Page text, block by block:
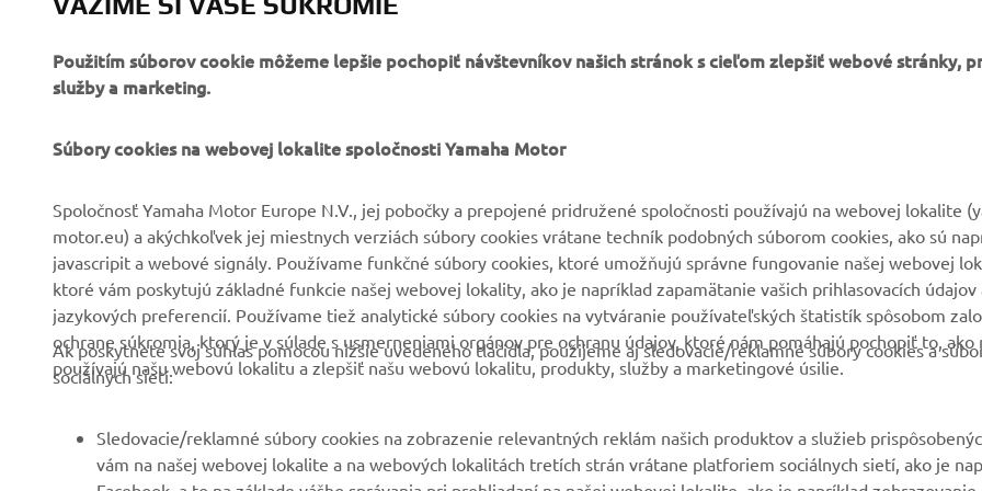
FIREMNÉ STRÁNKY
Novinky
Tlač
Katalóg
Práca v spoločnosti
Yamaha
Staňte sa predajcom
ľudských práv
Základné zásady
B2B
Úrady
Prví respondenti
Súprava autoškoly
Robotics
Partnerstvá
Yamalube Safety Data
Sheets
VIAC YAMAHA
Yamaha Music
Yamaha Motor Global
Mobilné aplikácie
PODPORA
Nakladaní s použitými
batériami
Súbory cookies na webovej lokalite spoločnosti Yamaha Motor
motor.eu) a akýchkoľvek jej miestnych verziách súbory cookies vrátane techník podobných súborom cookies, ako sú
ktoré vám poskytujú základné funkcie našej webovej lokality, ako je napríklad zapamätanie vašich prihlasovacích údajov
jazykových preferencií. Používame tiež analytické súbory cookies na vytváranie používateľských štatistík spôsobom
ochrane súkromia, ktorý je v súlade s usmerneniami orgánov pre ochranu údajov, ktoré nám pomáhajú pochopiť to, ako
používajú našu webovú lokalitu a zlepšiť našu webovú lokalitu, produkty, služby a marketingové úsilie.
Ak poskytnete svoj súhlas pomocou nižšie uvedeného tlačidla, použijeme aj sledovacie/reklamné súbory cookies a
sociálnych sietí:
Sledovacie/reklamné súbory cookies na zobrazenie relevantných reklám našich produktov a služieb
vám na našej webovej lokalite a na webových lokalitách tretích strán vrátane platforiem sociálnych sietí, ako je
a služieb, pridanie položiek do nákupného košíka a zakúpené položky, na webových lokalitách tretích strán a na
záujmov vyplývajúcich z tohto správania pri prehliadaní.
Súbory cookies sociálnych sietí na poskytnutie možnosti prezerania videí na našej webovej lokalite (napr.